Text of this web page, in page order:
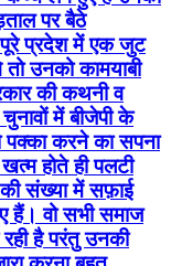
पर बैठे
पूरे प्रदेश में एक जुट
उनको कामयाबी
की कथनी व
में बीजेपी के
पक्का करने का सपना
होते ही पलटी
संख्या में सफ़ाई
हैं। वो सभी समाज
है परंतु उनकी